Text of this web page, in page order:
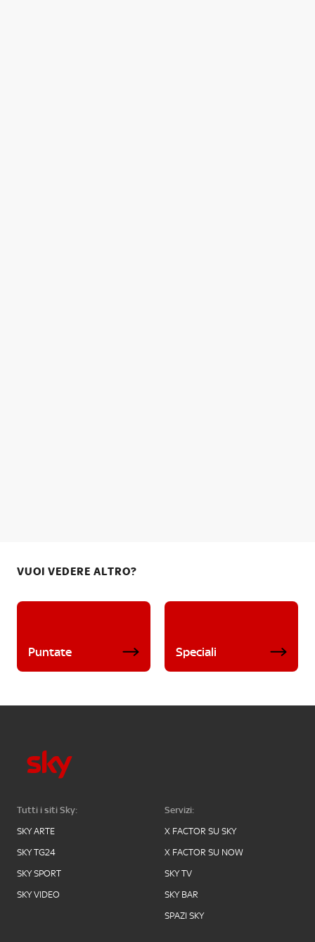
VUOI VEDERE ALTRO?
Puntate Speciali
Tutti i siti Sky:
SKY ARTE
SKY TG24
SKY SPORT
SKY VIDEO
Servizi:
X FACTOR SU SKY
X FACTOR SU NOW
SKY TV
SKY BAR
SPAZI SKY